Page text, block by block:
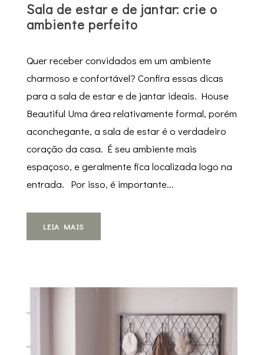
Sala de estar e de jantar: crie o
ambiente perfeito
Quer receber convidados em um ambiente
charmoso e confortável? Confira essas dicas
para a sala de estar e de jantar ideais. House
Beautiful Uma área relativamente formal, porém
aconchegante, a sala de estar é o verdadeiro
coração da casa. É seu ambiente mais
espaçoso, e geralmente fica localizada logo na
entrada. Por isso, é importante...
LEIA MAIS